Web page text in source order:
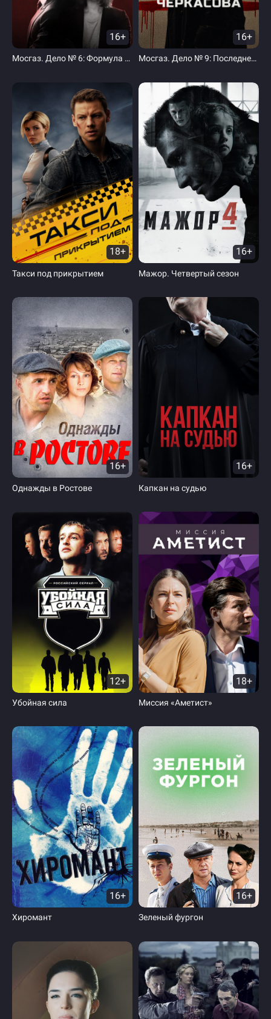
16+
Мосгаз. Дело № 6: Формула мести
16+
Мосгаз. Дело № 9: Последнее дело Черкасова
18+
Такси под прикрытием
16+
Мажор. Четвертый сезон
16+
Однажды в Ростове
16+
Капкан на судью
12+
Убойная сила
18+
Миссия «Аметист»
16+
Хиромант
16+
Зеленый фургон